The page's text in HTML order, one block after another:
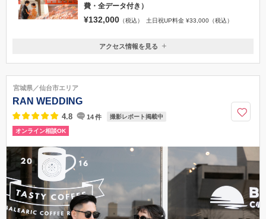
費・全データ付き）
¥132,000 （税込） 土日祝UP料金 ¥33,000（税込）
宮城県仙台市青葉区国分町3-2-5 ゼロキュービル5階
すぐお進みいただき徒歩2分ほどの場所にございます。「カフェ・ベローチ
ェ」さんの入口隣にあるエレベーターより、5階まで上がっていただきまし
たら、すぐに店舗となります◎
022-397-7481
アクセス情報を見る
宮城県／仙台市エリア
RAN WEDDING
4.8 14件 撮影レポート掲載中
オンライン相談OK